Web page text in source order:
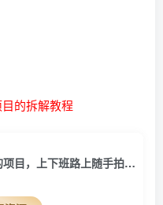
的拆解教程
最新违章拍照赚钱，解气又赚钱的项目，上下班路上随手拍一拍，轻松收入300+，悄悄的闷声发大财，操作简单，收益稳！